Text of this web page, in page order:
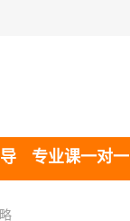
专业课一对一